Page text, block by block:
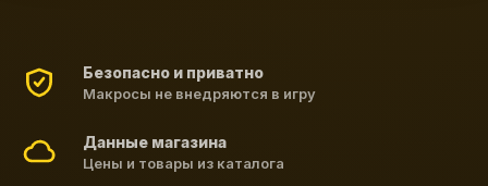
Безопасно и приватно
Макросы не внедряются в игру
Данные магазина
Цены и товары из каталога